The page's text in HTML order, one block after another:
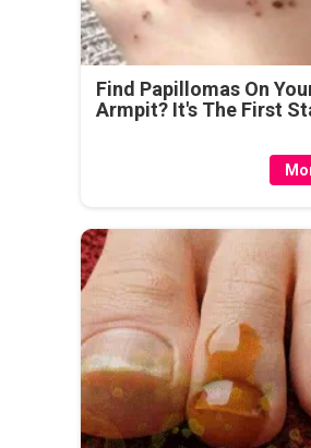
Find Papillomas On
Armpit? It's The First